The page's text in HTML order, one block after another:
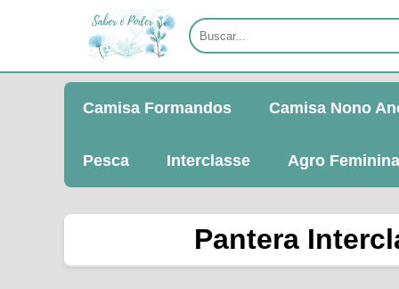
Camisa Formandos Camisa Nono
Pesca Interclasse Agro Feminina
Pantera